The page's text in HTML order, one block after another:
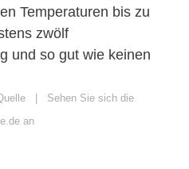
Temperaturen bis zu
zwölf
und so gut wie keinen
Sehen Sie sich die
an